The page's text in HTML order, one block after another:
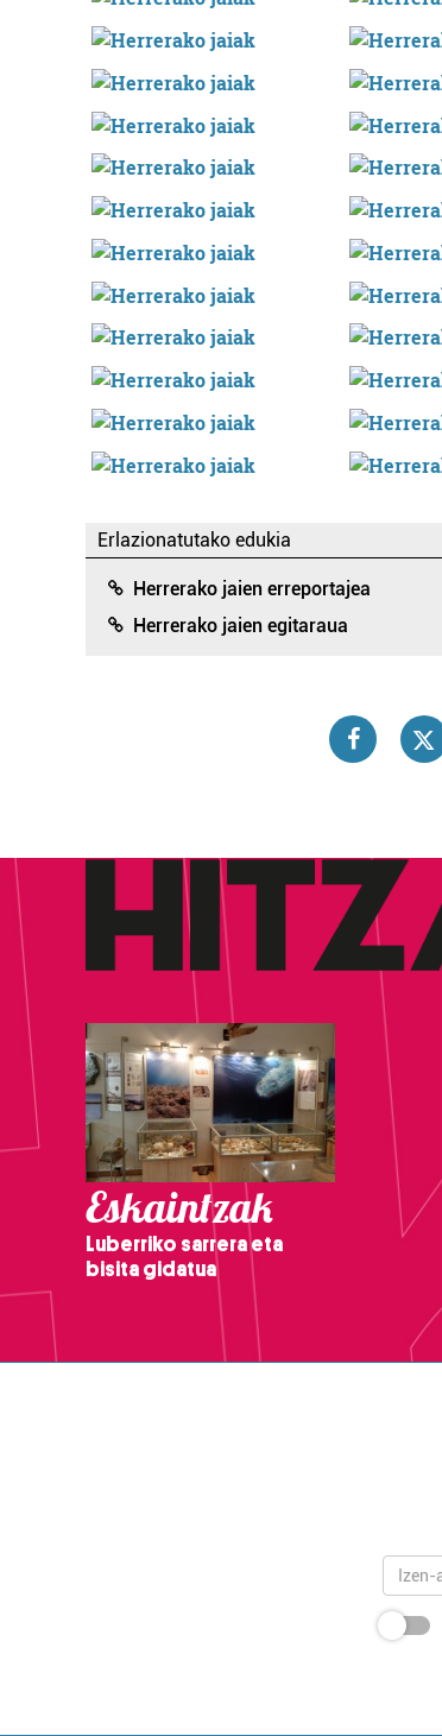
Erlazionatutako edukia
Herrerako jaien erreportajea
Herrerako jaien egitaraua
Eskaintzak
Luberriko sarrera eta
bisita gidatua